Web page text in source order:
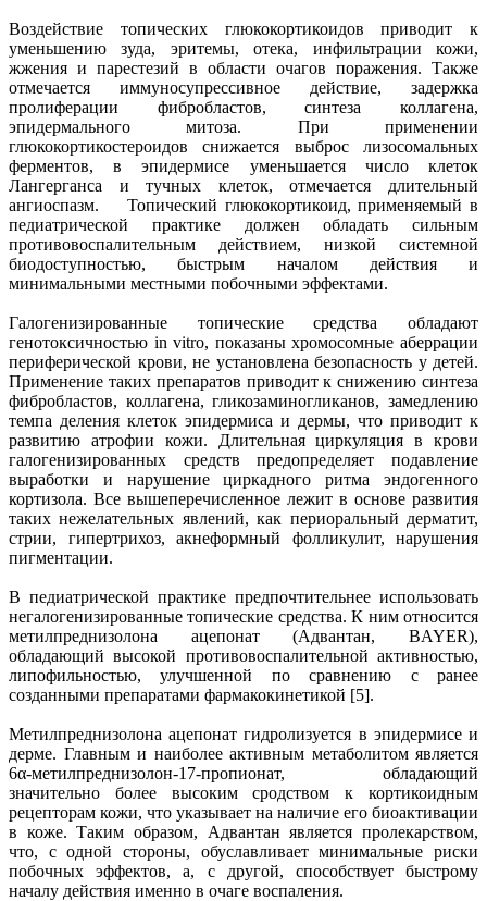
Воздействие топических глюкокортикоидов приводит к
уменьшению зуда, эритемы, отека, инфильтрации кожи,
жжения и парестезий в области очагов поражения. Также
отмечается иммуносупрессивное действие, задержка
пролиферации фибробластов, синтеза коллагена,
эпидермального митоза. При применении
глюкокортикостероидов снижается выброс лизосомальных
ферментов, в эпидермисе уменьшается число клеток
Лангерганса и тучных клеток, отмечается длительный
ангиоспазм. Топический глюкокортикоид, применяемый в
педиатрической практике должен обладать сильным
противовоспалительным действием, низкой системной
биодоступностью, быстрым началом действия и
минимальными местными побочными эффектами.
Галогенизированные топические средства обладают
генотоксичностью in vitro, показаны хромосомные аберрации
периферической крови, не установлена безопасность у детей.
Применение таких препаратов приводит к снижению синтеза
фибробластов, коллагена, гликозаминогликанов, замедлению
темпа деления клеток эпидермиса и дермы, что приводит к
развитию атрофии кожи. Длительная циркуляция в крови
галогенизированных средств предопределяет подавление
выработки и нарушение циркадного ритма эндогенного
кортизола. Все вышеперечисленное лежит в основе развития
таких нежелательных явлений, как периоральный дерматит,
стрии, гипертрихоз, акнеформный фолликулит, нарушения
пигментации.
В педиатрической практике предпочтительнее использовать
негалогенизированные топические средства. К ним относится
метилпреднизолона ацепонат (Адвантан, BAYER),
обладающий высокой противовоспалительной активностью,
липофильностью, улучшенной по сравнению с ранее
созданными препаратами фармакокинетикой [5].
Метилпреднизолона ацепонат гидролизуется в эпидермисе и
дерме. Главным и наиболее активным метаболитом является
6α-метилпреднизолон-17-пропионат, обладающий
значительно более высоким сродством к кортикоидным
рецепторам кожи, что указывает на наличие его биоактивации
в коже. Таким образом, Адвантан является пролекарством,
что, с одной стороны, обуславливает минимальные риски
побочных эффектов, а, с другой, способствует быстрому
началу действия именно в очаге воспаления.